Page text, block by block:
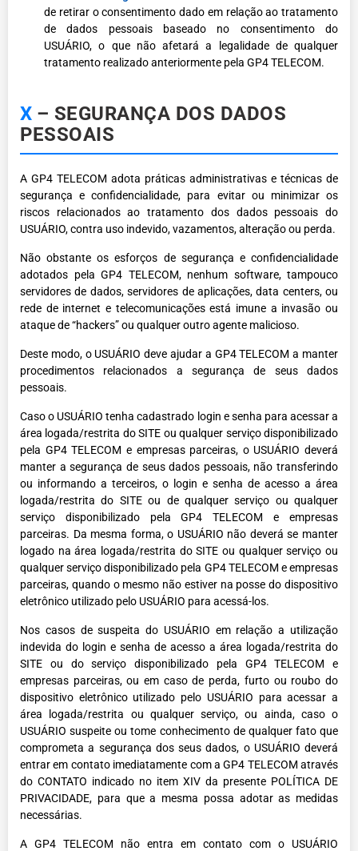
de retirar o consentimento dado em relação ao tratamento
de dados pessoais baseado no consentimento do
USUÁRIO, o que não afetará a legalidade de qualquer
tratamento realizado anteriormente pela GP4 TELECOM.
X – SEGURANÇA DOS DADOS
PESSOAIS
A GP4 TELECOM adota práticas administrativas e técnicas de
segurança e confidencialidade, para evitar ou minimizar os
riscos relacionados ao tratamento dos dados pessoais do
USUÁRIO, contra uso indevido, vazamentos, alteração ou perda.
Não obstante os esforços de segurança e confidencialidade
adotados pela GP4 TELECOM, nenhum software, tampouco
servidores de dados, servidores de aplicações, data centers, ou
rede de internet e telecomunicações está imune a invasão ou
ataque de “hackers” ou qualquer outro agente malicioso.
Deste modo, o USUÁRIO deve ajudar a GP4 TELECOM a manter
procedimentos relacionados a segurança de seus dados
pessoais.
Caso o USUÁRIO tenha cadastrado login e senha para acessar a
área logada/restrita do SITE ou qualquer serviço disponibilizado
pela GP4 TELECOM e empresas parceiras, o USUÁRIO deverá
manter a segurança de seus dados pessoais, não transferindo
ou informando a terceiros, o login e senha de acesso a área
logada/restrita do SITE ou de qualquer serviço ou qualquer
serviço disponibilizado pela GP4 TELECOM e empresas
parceiras. Da mesma forma, o USUÁRIO não deverá se manter
logado na área logada/restrita do SITE ou qualquer serviço ou
qualquer serviço disponibilizado pela GP4 TELECOM e empresas
parceiras, quando o mesmo não estiver na posse do dispositivo
eletrônico utilizado pelo USUÁRIO para acessá-los.
Nos casos de suspeita do USUÁRIO em relação a utilização
indevida do login e senha de acesso a área logada/restrita do
SITE ou do serviço disponibilizado pela GP4 TELECOM e
empresas parceiras, ou em caso de perda, furto ou roubo do
dispositivo eletrônico utilizado pelo USUÁRIO para acessar a
área logada/restrita ou qualquer serviço, ou ainda, caso o
USUÁRIO suspeite ou tome conhecimento de qualquer fato que
comprometa a segurança dos seus dados, o USUÁRIO deverá
entrar em contato imediatamente com a GP4 TELECOM através
do CONTATO indicado no item XIV da presente POLÍTICA DE
PRIVACIDADE, para que a mesma possa adotar as medidas
necessárias.
A GP4 TELECOM não entra em contato com o USUÁRIO